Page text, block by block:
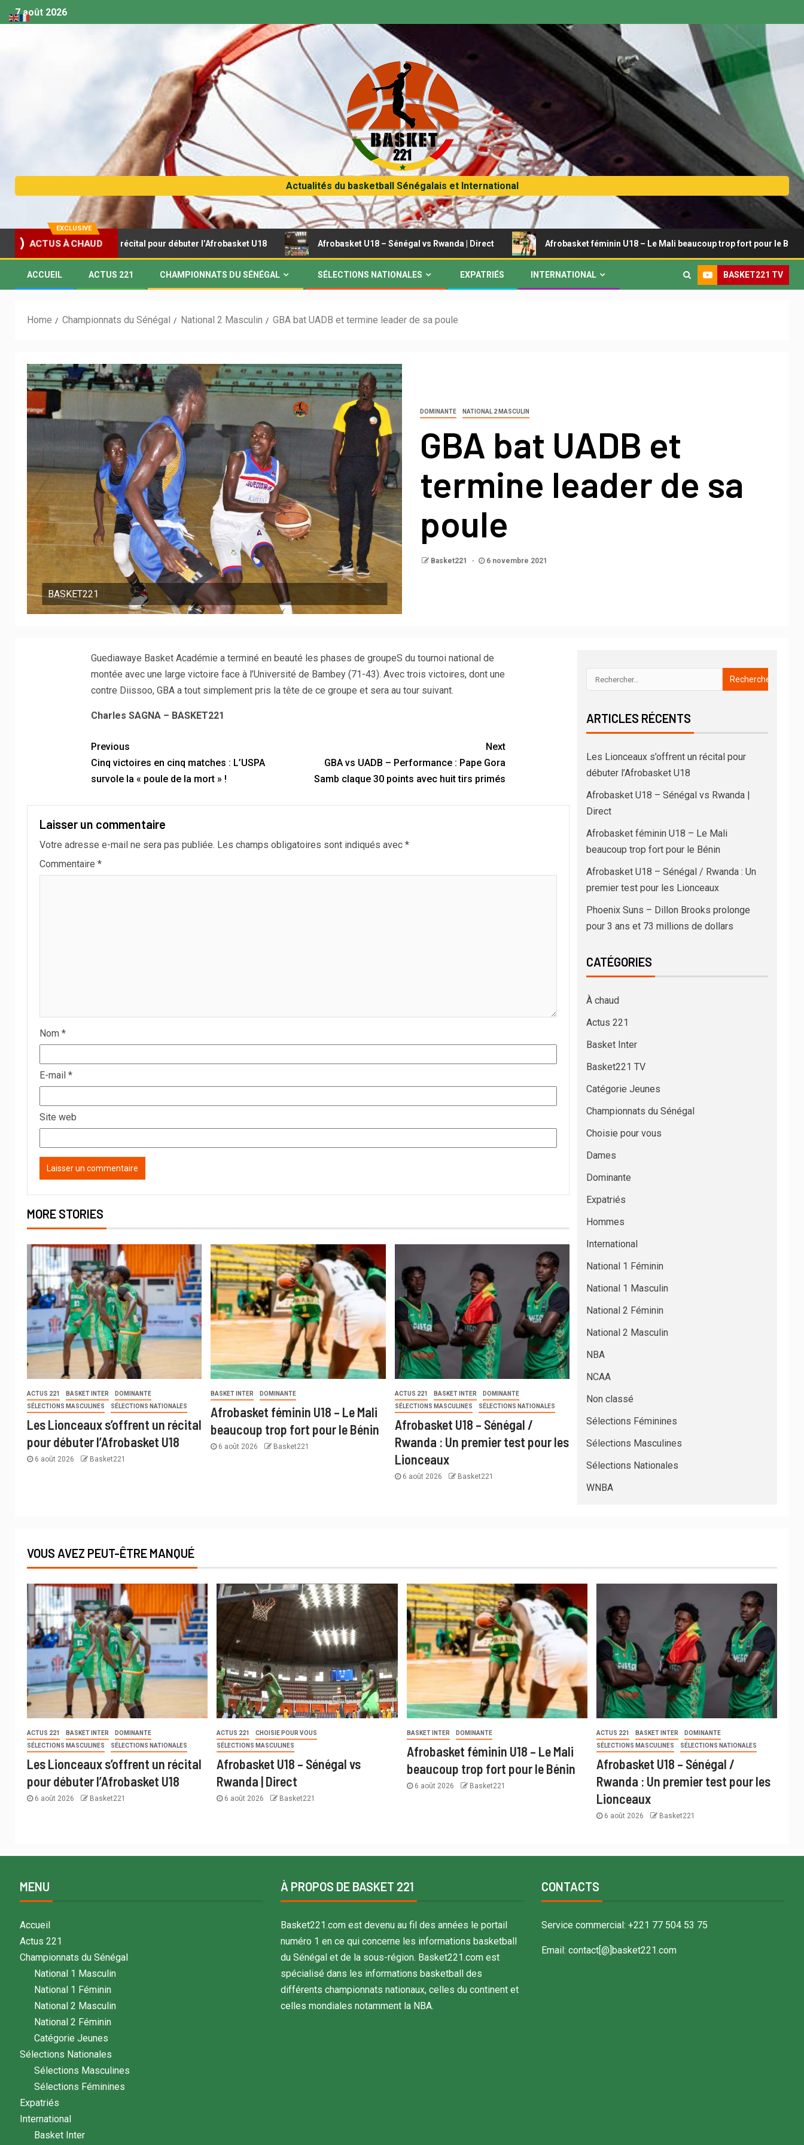
7 août 2026
Actualités du basketball Sénégalais et International
EXCLUSIVE
ACTUS À CHAUD
s’offrent un récital pour débuter l’Afrobasket U18 Afrobasket U18 – Sénégal vs Rwanda | Direct Afrobasket féminin U18 – Le Mali beaucoup trop fort pour le Bénin
ACCUEIL ACTUS 221 CHAMPIONNATS DU SÉNÉGAL SÉLECTIONS NATIONALES EXPATRIÉS INTERNATIONAL BASKET221 TV
Home Championnats du Sénégal National 2 Masculin GBA bat UADB et termine leader de sa poule
BASKET221
DOMINANTE NATIONAL 2 MASCULIN
GBA bat UADB et
termine leader de sa
poule
Basket221 6 novembre 2021
Guediawaye Basket Académie a terminé en beauté les phases de groupeS du tournoi national de
montée avec une large victoire face à l’Université de Bambey (71-43). Avec trois victoires, dont une
contre Diissoo, GBA a tout simplement pris la tête de ce groupe et sera au tour suivant.
Charles SAGNA – BASKET221
Previous
Cinq victoires en cinq matches : L’USPA
survole la « poule de la mort » !
Next
GBA vs UADB – Performance : Pape Gora
Samb claque 30 points avec huit tirs primés
Laisser un commentaire
Votre adresse e-mail ne sera pas publiée. Les champs obligatoires sont indiqués avec *
Commentaire *
Nom *
E-mail *
Site web
MORE STORIES
ACTUS 221 BASKET INTER
DOMINANTE
SÉLECTIONS MASCULINES
SÉLECTIONS NATIONALES
Les Lionceaux s’offrent un récital
pour débuter l’Afrobasket U18
6 août 2026 Basket221
BASKET INTER DOMINANTE
Afrobasket féminin U18 – Le Mali
beaucoup trop fort pour le Bénin
6 août 2026 Basket221
ACTUS 221 BASKET INTER
DOMINANTE
SÉLECTIONS MASCULINES
SÉLECTIONS NATIONALES
Afrobasket U18 – Sénégal /
Rwanda : Un premier test pour les
Lionceaux
6 août 2026 Basket221
ARTICLES RÉCENTS
Les Lionceaux s’offrent un récital pour
débuter l’Afrobasket U18
Afrobasket U18 – Sénégal vs Rwanda |
Direct
Afrobasket féminin U18 – Le Mali
beaucoup trop fort pour le Bénin
Afrobasket U18 – Sénégal / Rwanda : Un
premier test pour les Lionceaux
Phoenix Suns – Dillon Brooks prolonge
pour 3 ans et 73 millions de dollars
CATÉGORIES
À chaud
Actus 221
Basket Inter
Basket221 TV
Catégorie Jeunes
Championnats du Sénégal
Choisie pour vous
Dames
Dominante
Expatriés
Hommes
International
National 1 Féminin
National 1 Masculin
National 2 Féminin
National 2 Masculin
NBA
NCAA
Non classé
Sélections Féminines
Sélections Masculines
Sélections Nationales
WNBA
VOUS AVEZ PEUT-ÊTRE MANQUÉ
ACTUS 221 BASKET INTER
DOMINANTE
SÉLECTIONS MASCULINES
SÉLECTIONS NATIONALES
Les Lionceaux s’offrent un récital
pour débuter l’Afrobasket U18
6 août 2026 Basket221
ACTUS 221
CHOISIE POUR VOUS
SÉLECTIONS MASCULINES
Afrobasket U18 – Sénégal vs
Rwanda | Direct
6 août 2026 Basket221
BASKET INTER DOMINANTE
Afrobasket féminin U18 – Le Mali
beaucoup trop fort pour le Bénin
6 août 2026 Basket221
ACTUS 221 BASKET INTER
DOMINANTE
SÉLECTIONS MASCULINES
SÉLECTIONS NATIONALES
Afrobasket U18 – Sénégal /
Rwanda : Un premier test pour les
Lionceaux
6 août 2026 Basket221
MENU
Accueil
Actus 221
Championnats du Sénégal
National 1 Masculin
National 1 Féminin
National 2 Masculin
National 2 Féminin
Catégorie Jeunes
Sélections Nationales
Sélections Masculines
Sélections Féminines
Expatriés
International
Basket Inter
À PROPOS DE BASKET 221
Basket221.com est devenu au fil des années le portail
numéro 1 en ce qui concerne les informations basketball
du Sénégal et de la sous-région. Basket221.com est
spécialisé dans les informations basketball des
différents championnats nationaux, celles du continent et
celles mondiales notamment la NBA.
CONTACTS
Service commercial: +221 77 504 53 75
Email: contact[@]basket221.com